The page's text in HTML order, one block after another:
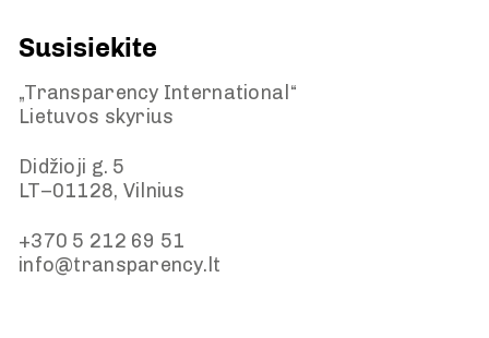
Susisiekite
„Transparency International“
Lietuvos skyrius
Didžioji g. 5
LT–01128, Vilnius
+370 5 212 69 51
info@transparency.lt